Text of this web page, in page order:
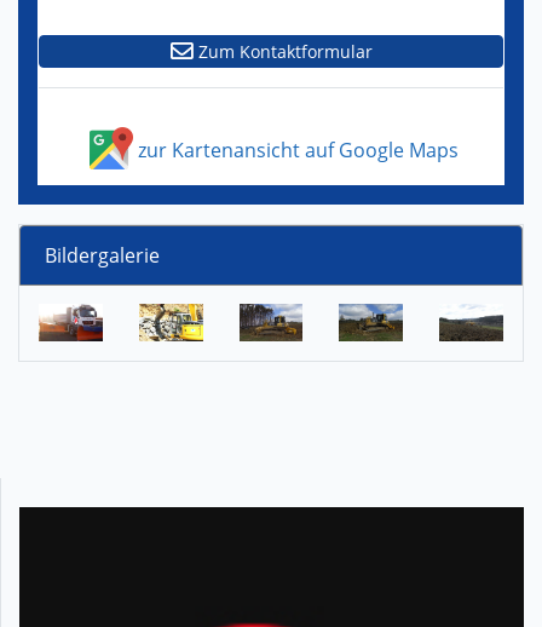
Zum Kontaktformular
zur Kartenansicht auf Google Maps
Bildergalerie